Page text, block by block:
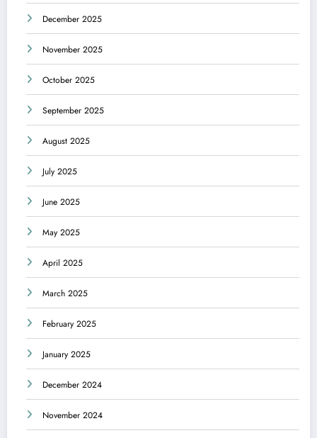
December 2025
November 2025
October 2025
September 2025
August 2025
July 2025
June 2025
May 2025
April 2025
March 2025
February 2025
January 2025
December 2024
November 2024